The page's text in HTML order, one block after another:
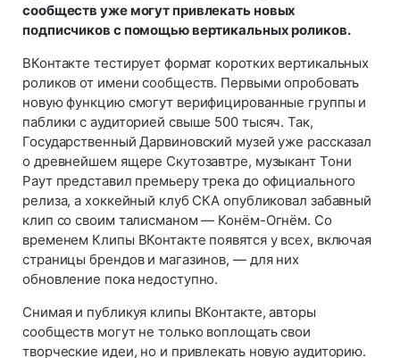
сообществ уже могут привлекать новых
подписчиков с помощью вертикальных роликов.
ВКонтакте тестирует формат коротких вертикальных
роликов от имени сообществ. Первыми опробовать
новую функцию смогут верифицированные группы и
паблики с аудиторией свыше 500 тысяч. Так,
Государственный Дарвиновский музей уже рассказал
о древнейшем ящере Скутозавтре, музыкант Тони
Раут представил премьеру трека до официального
релиза, а хоккейный клуб СКА опубликовал забавный
клип со своим талисманом — Конём-Огнём. Со
временем Клипы ВКонтакте появятся у всех, включая
страницы брендов и магазинов, — для них
обновление пока недоступно.
Снимая и публикуя клипы ВКонтакте, авторы
сообществ могут не только воплощать свои
творческие идеи, но и привлекать новую аудиторию.